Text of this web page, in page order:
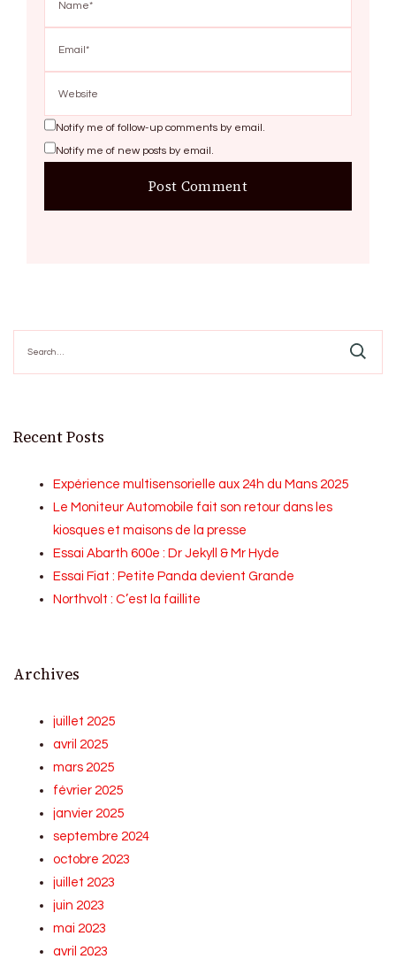
Notify me of follow-up comments by email.
Notify me of new posts by email.
for:
Recent Posts
Expérience multisensorielle aux 24h du Mans 2025
Le Moniteur Automobile fait son retour dans les
kiosques et maisons de la presse
Essai Abarth 600e : Dr Jekyll & Mr Hyde
Essai Fiat : Petite Panda devient Grande
Northvolt : C’est la faillite
Archives
juillet 2025
avril 2025
mars 2025
février 2025
janvier 2025
septembre 2024
octobre 2023
juillet 2023
juin 2023
mai 2023
avril 2023